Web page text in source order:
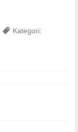
, Kategori: